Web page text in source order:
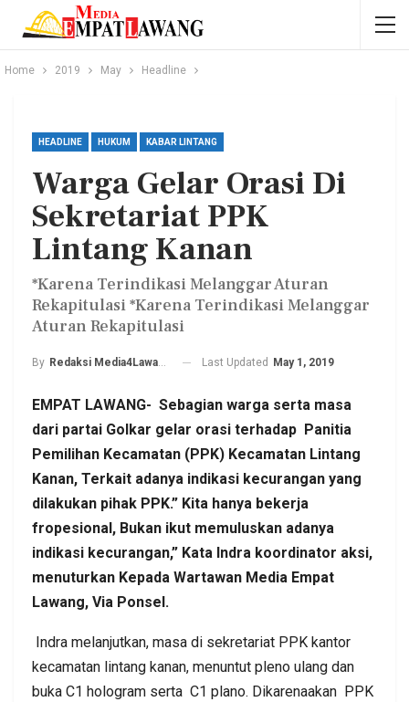
Home 2019 May Headline
HEADLINE HUKUM KABAR LINTANG
Warga Gelar Orasi Di
Sekretariat PPK
Lintang Kanan
*Karena Terindikasi Melanggar Aturan
Rekapitulasi *Karena Terindikasi Melanggar
Aturan Rekapitulasi
By Redaksi Media4Lawang Last Updated May 1, 2019
EMPAT LAWANG- Sebagian warga serta masa
dari partai Golkar gelar orasi terhadap Panitia
Pemilihan Kecamatan (PPK) Kecamatan Lintang
Kanan, Terkait adanya indikasi kecurangan yang
dilakukan pihak PPK.” Kita hanya bekerja
fropesional, Bukan ikut memuluskan adanya
indikasi kecurangan,” Kata Indra koordinator aksi,
menuturkan Kepada Wartawan Media Empat
Lawang, Via Ponsel.
Indra melanjutkan, masa di sekretariat PPK kantor
kecamatan lintang kanan, menuntut pleno ulang dan
buka C1 hologram serta C1 plano. Dikarenaakan PPK